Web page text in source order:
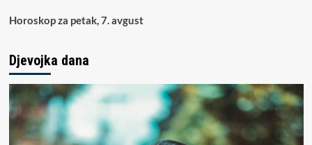
Horoskop za petak, 7. avgust
Djevojka dana